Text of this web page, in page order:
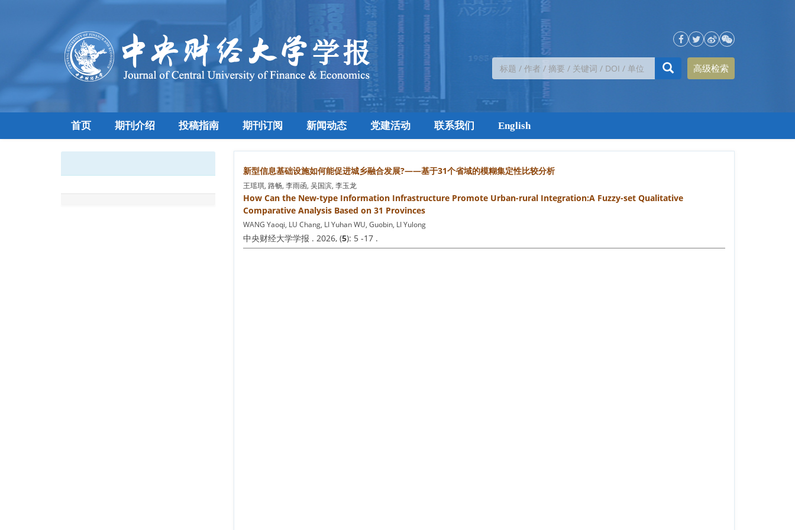
高级检索
首页 期刊介绍 投稿指南 期刊订阅 新闻动态 党建活动 联系我们 English
新型信息基础设施如何能促进城乡融合发展?——基于31个省域的模糊集定性比较分析
王瑶琪, 路畅, 李雨函, 吴国滨, 李玉龙
How Can the New-type Information Infrastructure Promote Urban-rural Integration:A Fuzzy-set Qualitative
Comparative Analysis Based on 31 Provinces
WANG Yaoqi, LU Chang, LI Yuhan WU, Guobin, LI Yulong
中央财经大学学报 . 2026, (5): 5 -17 .